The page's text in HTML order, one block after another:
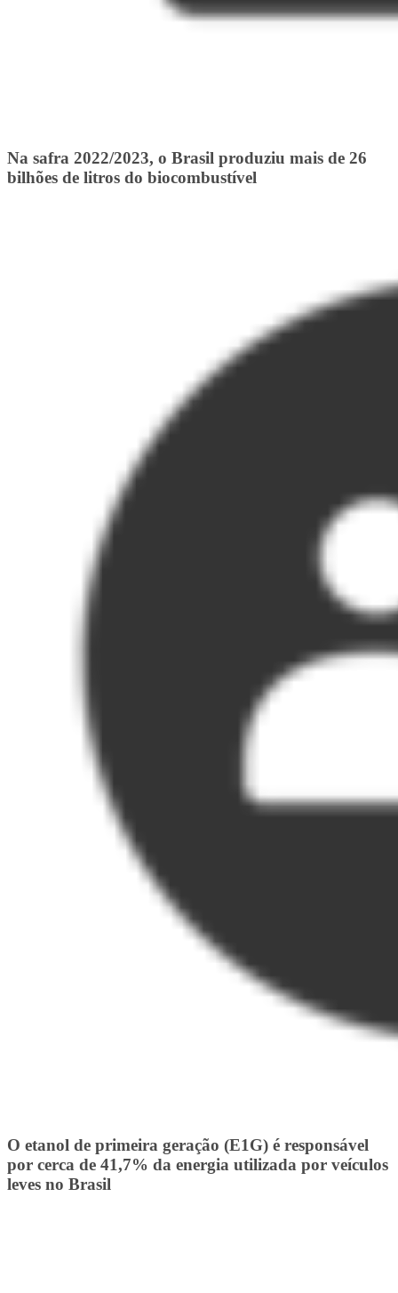
Na safra 2022/2023, o Brasil produziu mais de 26
bilhões de litros do biocombustível
O etanol de primeira geração (E1G) é responsável
por cerca de 41,7% da energia utilizada por veículos
leves no Brasil